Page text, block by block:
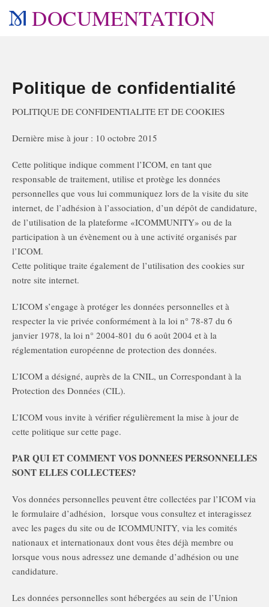
DOCUMENTATION
Politique de confidentialité
POLITIQUE DE CONFIDENTIALITE ET DE COOKIES
Dernière mise à jour : 10 octobre 2015
Cette politique indique comment l’ICOM, en tant que
responsable de traitement, utilise et protège les données
personnelles que vous lui communiquez lors de la visite du site
internet, de l’adhésion à l’association, d’un dépôt de candidature,
de l’utilisation de la plateforme «ICOMMUNITY» ou de la
participation à un évènement ou à une activité organisés par
l’ICOM.
Cette politique traite également de l’utilisation des cookies sur
notre site internet.
L’ICOM s’engage à protéger les données personnelles et à
respecter la vie privée conformément à la loi n° 78-87 du 6
janvier 1978, la loi n° 2004-801 du 6 août 2004 et à la
réglementation européenne de protection des données.
L’ICOM a désigné, auprès de la CNIL, un Correspondant à la
Protection des Données (CIL).
L’ICOM vous invite à vérifier régulièrement la mise à jour de
cette politique sur cette page.
PAR QUI ET COMMENT VOS DONNEES PERSONNELLES
SONT ELLES COLLECTEES?
Vos données personnelles peuvent être collectées par l’ICOM via
le formulaire d’adhésion, lorsque vous consultez et interagissez
avec les pages du site ou de ICOMMUNITY, via les comités
nationaux et internationaux dont vous êtes déjà membre ou
lorsque vous nous adressez une demande d’adhésion ou une
candidature.
Les données personnelles sont hébergées au sein de l’Union